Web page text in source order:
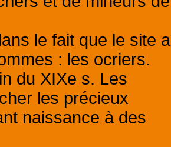
le fait que le site a
: les ocriers.
du XIXe s. Les
les précieux
naissance à des